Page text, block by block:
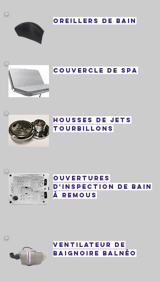
Oreillers de bain
couvercle de spa
housses de jets
tourbillons
ouvertures
d'inspection de bain
à remous
ventilateur de
baignoire balnéo